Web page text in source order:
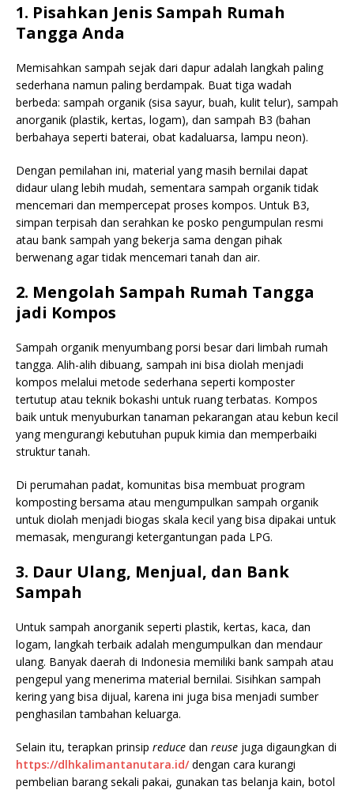
1. Pisahkan Jenis Sampah Rumah
Tangga Anda
Memisahkan sampah sejak dari dapur adalah langkah paling
sederhana namun paling berdampak. Buat tiga wadah
berbeda: sampah organik (sisa sayur, buah, kulit telur), sampah
anorganik (plastik, kertas, logam), dan sampah B3 (bahan
berbahaya seperti baterai, obat kadaluarsa, lampu neon).
Dengan pemilahan ini, material yang masih bernilai dapat
didaur ulang lebih mudah, sementara sampah organik tidak
mencemari dan mempercepat proses kompos. Untuk B3,
simpan terpisah dan serahkan ke posko pengumpulan resmi
atau bank sampah yang bekerja sama dengan pihak
berwenang agar tidak mencemari tanah dan air.
2. Mengolah Sampah Rumah Tangga
jadi Kompos
Sampah organik menyumbang porsi besar dari limbah rumah
tangga. Alih-alih dibuang, sampah ini bisa diolah menjadi
kompos melalui metode sederhana seperti komposter
tertutup atau teknik bokashi untuk ruang terbatas. Kompos
baik untuk menyuburkan tanaman pekarangan atau kebun kecil
yang mengurangi kebutuhan pupuk kimia dan memperbaiki
struktur tanah.
Di perumahan padat, komunitas bisa membuat program
komposting bersama atau mengumpulkan sampah organik
untuk diolah menjadi biogas skala kecil yang bisa dipakai untuk
memasak, mengurangi ketergantungan pada LPG.
3. Daur Ulang, Menjual, dan Bank
Sampah
Untuk sampah anorganik seperti plastik, kertas, kaca, dan
logam, langkah terbaik adalah mengumpulkan dan mendaur
ulang. Banyak daerah di Indonesia memiliki bank sampah atau
pengepul yang menerima material bernilai. Sisihkan sampah
kering yang bisa dijual, karena ini juga bisa menjadi sumber
penghasilan tambahan keluarga.
Selain itu, terapkan prinsip reduce dan reuse juga digaungkan di
https://dlhkalimantanutara.id/dengan cara kurangi
pembelian barang sekali pakai, gunakan tas belanja kain, botol